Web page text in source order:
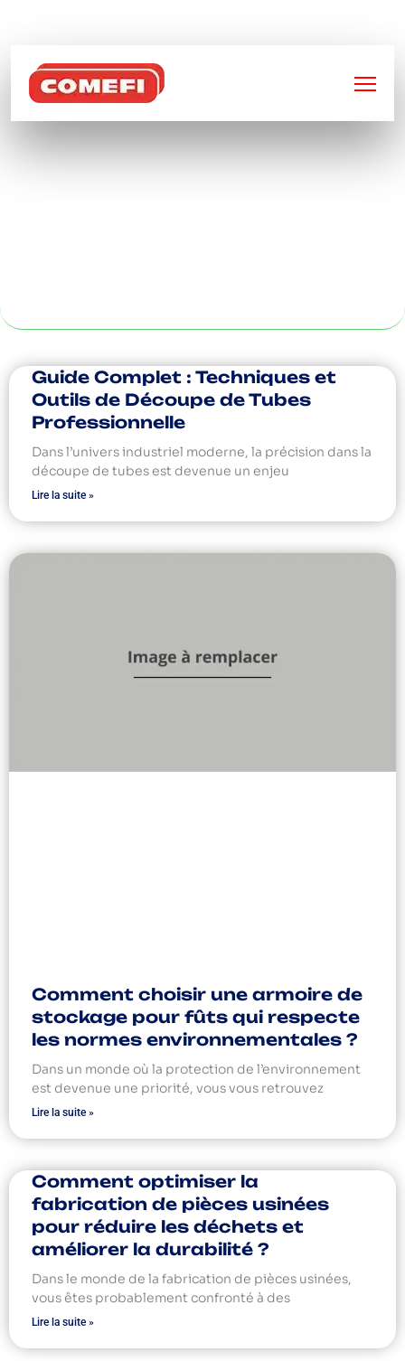
USINAGE DE
Guide Complet : Techniques et
Outils de Découpe de Tubes
Professionnelle
Dans l’univers industriel moderne, la précision dans la
découpe de tubes est devenue un enjeu
Lire la suite »
Comment choisir une armoire de
stockage pour fûts qui respecte
les normes environnementales ?
Dans un monde où la protection de l’environnement
est devenue une priorité, vous vous retrouvez
Lire la suite »
Comment optimiser la
fabrication de pièces usinées
pour réduire les déchets et
améliorer la durabilité ?
Dans le monde de la fabrication de pièces usinées,
vous êtes probablement confronté à des
Lire la suite »